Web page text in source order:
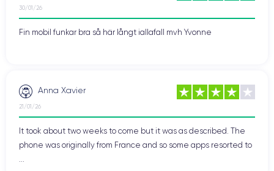
30/01/26
Fin mobil funkar bra så här långt iallafall mvh Yvonne
Anna Xavier
21/01/26
It took about two weeks to come but it was as described. The
phone was originally from France and so some apps resorted to